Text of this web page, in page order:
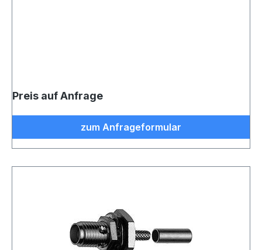
Preis auf Anfrage
zum Anfrageformular